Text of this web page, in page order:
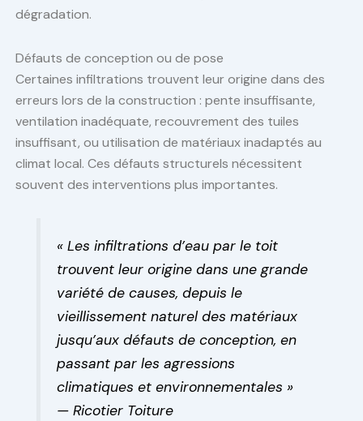
dégradation.
Défauts de conception ou de pose
Certaines infiltrations trouvent leur origine dans des
erreurs lors de la construction : pente insuffisante,
ventilation inadéquate, recouvrement des tuiles
insuffisant, ou utilisation de matériaux inadaptés au
climat local. Ces défauts structurels nécessitent
souvent des interventions plus importantes.
« Les infiltrations d’eau par le toit
trouvent leur origine dans une grande
variété de causes, depuis le
vieillissement naturel des matériaux
jusqu’aux défauts de conception, en
passant par les agressions
climatiques et environnementales »
— Ricotier Toiture